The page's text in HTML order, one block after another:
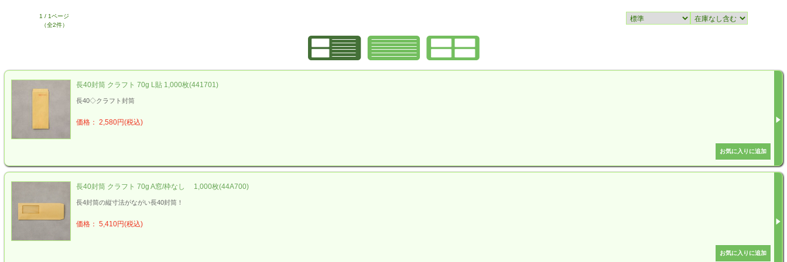
1 / 1ページ
（全2件）
長40封筒 クラフト 70g L貼 1,000枚(441701)
長40◇クラフト封筒
価格： 2,580円(税込)
長40封筒 クラフト 70g A窓/枠なし 1,000枚(44A700)
長4封筒の縦寸法がながい長40封筒！
価格： 5,410円(税込)